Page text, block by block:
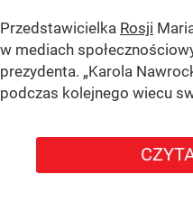
Przedstawicielka Rosji
w mediach
prezydenta. „Karola
podczas kolejnego wiecu